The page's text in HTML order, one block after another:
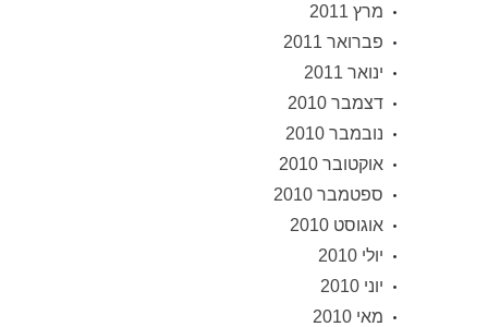
מרץ 2011
פברואר 2011
ינואר 2011
דצמבר 2010
נובמבר 2010
אוקטובר 2010
ספטמבר 2010
אוגוסט 2010
יולי 2010
יוני 2010
מאי 2010